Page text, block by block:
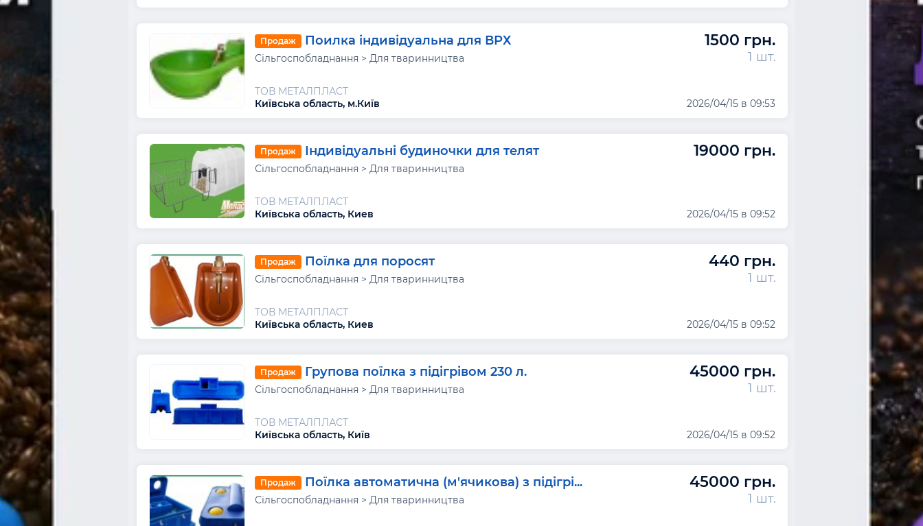
Продаж Поилка індивідуальна для ВРХ 1500 грн.
Сільгоспобладнання > Для тваринництва 1 шт.
ТОВ МЕТАЛПЛАСТ
Київська область, м.Київ
2026/04/15 в 09:53
Продаж Індивідуальні будиночки для телят 19000 грн.
Сільгоспобладнання > Для тваринництва
ТОВ МЕТАЛПЛАСТ
Київська область, Киев
2026/04/15 в 09:52
Продаж Поїлка для поросят 440 грн.
Сільгоспобладнання > Для тваринництва 1 шт.
ТОВ МЕТАЛПЛАСТ
Київська область, Киев
2026/04/15 в 09:52
Продаж Групова поїлка з підігрівом 230 л. 45000 грн.
Сільгоспобладнання > Для тваринництва 1 шт.
ТОВ МЕТАЛПЛАСТ
Київська область, Київ
2026/04/15 в 09:52
Продаж Поїлка автоматична (м'ячикова) з підігрі... 45000 грн.
Сільгоспобладнання > Для тваринництва 1 шт.